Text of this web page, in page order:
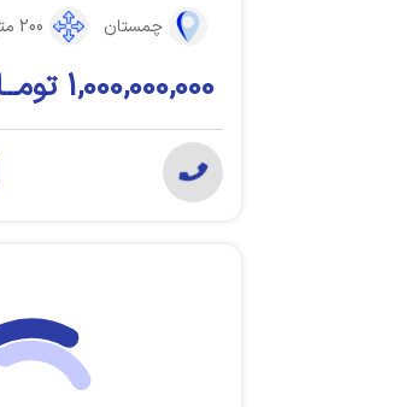
چمستان 200 متر
1,000,000,000 تومــان